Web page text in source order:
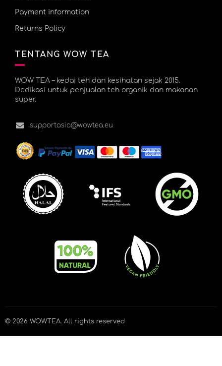
Payment information
Returns Policy
TENTANG WOW TEA
WOW TEA – kedai teh dan kesihatan sejak 2015.
Dedikasi untuk penjualan teh organik dan makanan
super.
supportasia@wowtea.eu
© 2026 WOWTEA. All rights reserved